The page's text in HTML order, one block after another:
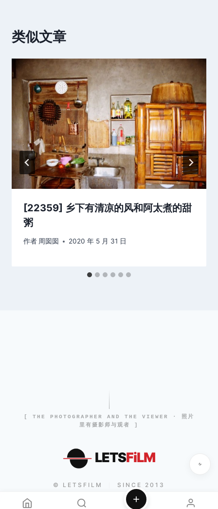
类似文章
[22359] 乡下有清凉的风和阿太煮的甜
粥
作者 周囡囡 2020 年 5 月 31 日
[ THE PHOTOGRAPHER AND THE VIEWER · 照片
里有摄影师与观者 ]
LETSFiLM
© LETSFILM SINCE 2013